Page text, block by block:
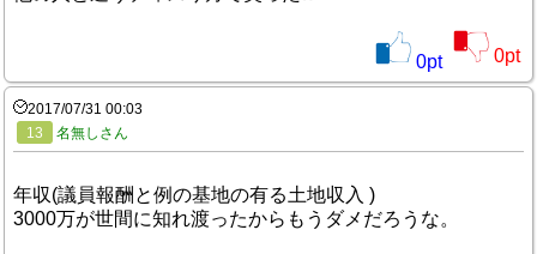
0pt 0pt
2017/07/31 00:03
13
名無しさん
年収(議員報酬と例の基地の有る土地収入 )
3000万が世間に知れ渡ったからもうダメだろうな。